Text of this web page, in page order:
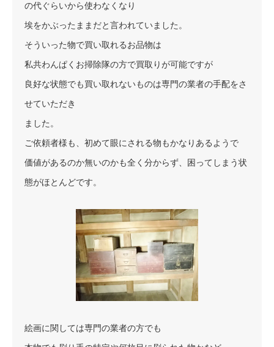
の代ぐらいから使わなくなり
埃をかぶったままだと言われていました。
そういった物で買い取れるお品物は
私共わんぱくお掃除隊の方で買取りが可能ですが
良好な状態でも買い取れないものは専門の業者の手配をさ
せていただき
ました。
ご依頼者様も、初めて眼にされる物もかなりあるようで
価値があるのか無いのかも全く分からず、困ってしまう状
態がほとんどです。
絵画に関しては専門の業者の方でも